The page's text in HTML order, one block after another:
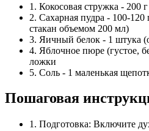
1. Кокосовая стружка - 200 г
2. Сахарная пудра - 100-120
стакан объемом 200 мл)
3. Яичный белок - 1 штука
4. Яблочное пюре (густое,
ложки
5. Соль - 1 маленькая
Пошаговая
1. Подготовка: Включите